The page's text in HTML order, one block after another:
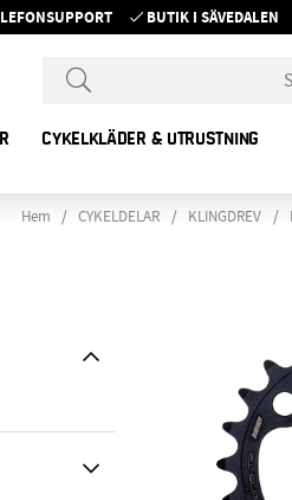
BUTIK I SÄVEDALEN
CYKELKLÄDER & UTRUSTNING
Hem CYKELDELAR KLINGDREV